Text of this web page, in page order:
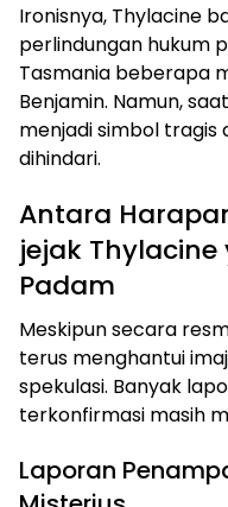
Ironisnya, Thylacine
perlindungan hukum
Tasmania beberapa
Benjamin. Namun,
menjadi simbol tragis
dihindari.
Antara
jejak
Padam
Meskipun secara
terus menghantui
spekulasi. Banyak
terkonfirmasi masih
Laporan